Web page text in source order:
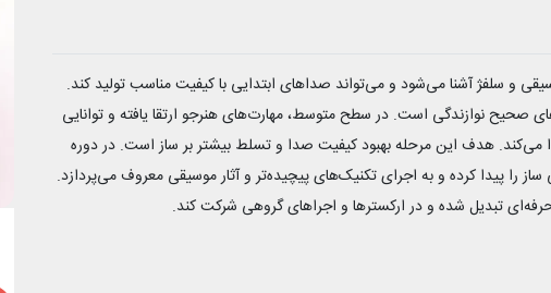
و سلفژ آشنا می‌شود و می‌تواند صداهای ابتدایی با کیفیت مناسب تولید کند.
صحیح نوازندگی است. در سطح متوسط، مهارت‌های هنرجو ارتقا یافته و توانایی
می‌کند. هدف این مرحله بهبود کیفیت صدا و تسلط بیشتر بر ساز است. در دوره
را پیدا کرده و به اجرای تکنیک‌های پیچیده‌تر و آثار موسیقی معروف می‌پردازد.
تبدیل شده و در ارکسترها و اجراهای گروهی شرکت کند.